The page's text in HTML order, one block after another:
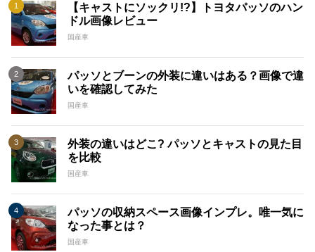
【キャストにソックリ!?】トヨタパッソのハン
ドル画像レビュー
国産車
パッソとブーンの外装に違いはある？画像で違
いを確認してみた
国産車
外装の違いはどこ? パッソとキャストの見た目
を比較
国産車
パッソの収納スペース画像インプレ。唯一気に
なった事とは？
国産車